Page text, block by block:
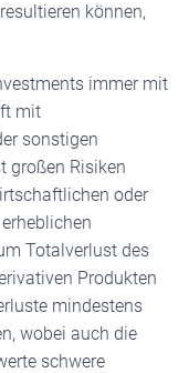
können,
immer mit
mit
sonstigen
großen Risiken
oder
Totalverlust des
Produkten
mindestens
wobei auch die
schwere